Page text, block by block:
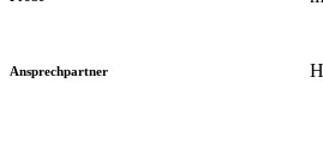
Ansprechpartner